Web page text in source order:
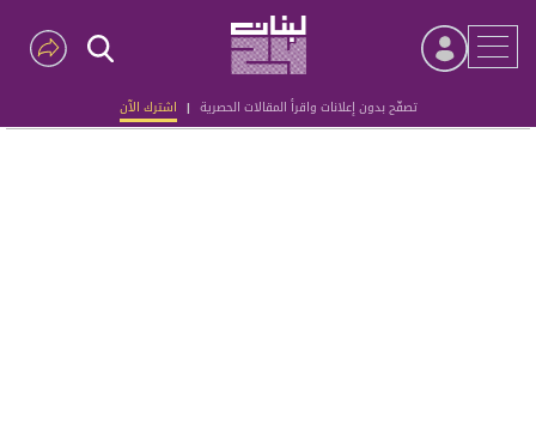
تصفّح بدون إعلانات واقرأ المقالات الحصرية | اشترك الآن
Advertisement